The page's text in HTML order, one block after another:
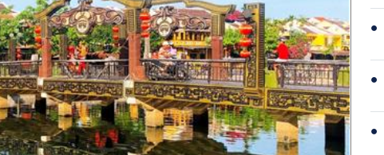
●
●
●